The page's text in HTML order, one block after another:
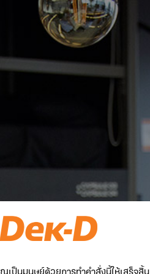
เป็นมนุษย์ด้วยการทำคำสั่งนี้ให้เสร็จสิ้น